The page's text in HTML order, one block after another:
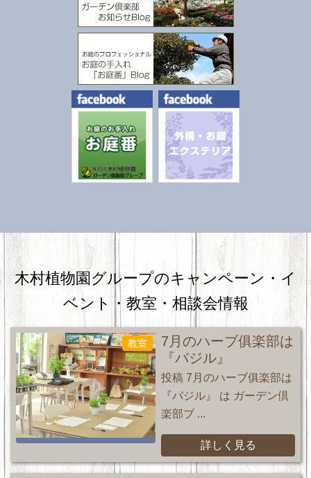
木村植物園グループのキャンペーン・ イ
ベント・教室・相談会情報
教室
7月のハーブ俱楽部は
『バジル』
投稿 7月のハーブ俱楽部は
『バジル』 は ガーデン倶
楽部ブ ...
詳しく見る